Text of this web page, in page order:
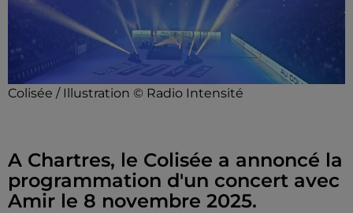
Colisée / Illustration © Radio Intensité
A Chartres, le Colisée a annoncé la
programmation d'un concert avec
Amir le 8 novembre 2025.